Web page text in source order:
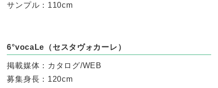
サンプル：110cm
6°vocaLe（セスタヴォカーレ）
掲載媒体：カタログ/WEB
募集身長：120cm